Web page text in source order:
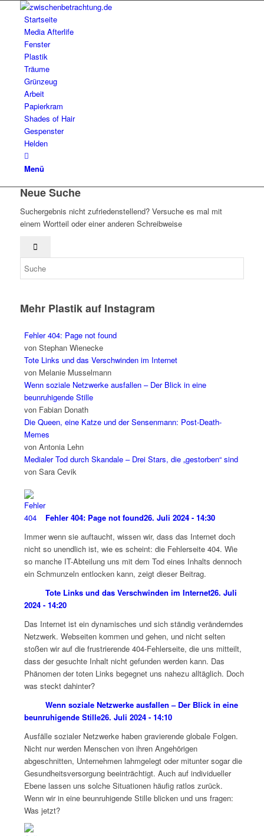
Startseite
Media Afterlife
Fenster
Plastik
Träume
Grünzeug
Arbeit
Papierkram
Shades of Hair
Gespenster
Helden
Menü
Neue Suche
Suchergebnis nicht zufriedenstellend? Versuche es mal mit
einem Wortteil oder einer anderen Schreibweise
Mehr Plastik auf Instagram
Fehler 404: Page not found
von Stephan Wienecke
Tote Links und das Verschwinden im Internet
von Melanie Musselmann
Wenn soziale Netzwerke ausfallen – Der Blick in eine
beunruhigende Stille
von Fabian Donath
Die Queen, eine Katze und der Sensenmann: Post-Death-
Memes
von Antonia Lehn
Medialer Tod durch Skandale – Drei Stars, die „gestorben“ sind
von Sara Cevik
Fehler 404: Page not found26. Juli 2024 - 14:30
Immer wenn sie auftaucht, wissen wir, dass das Internet doch
nicht so unendlich ist, wie es scheint: die Fehlerseite 404. Wie
so manche IT-Abteilung uns mit dem Tod eines Inhalts dennoch
ein Schmunzeln entlocken kann, zeigt dieser Beitrag.
Tote Links und das Verschwinden im Internet26. Juli
2024 - 14:20
Das Internet ist ein dynamisches und sich ständig veränderndes
Netzwerk. Webseiten kommen und gehen, und nicht selten
stoßen wir auf die frustrierende 404-Fehlerseite, die uns mitteilt,
dass der gesuchte Inhalt nicht gefunden werden kann. Das
Phänomen der toten Links begegnet uns nahezu alltäglich. Doch
was steckt dahinter?
Wenn soziale Netzwerke ausfallen – Der Blick in eine
beunruhigende Stille26. Juli 2024 - 14:10
Ausfälle sozialer Netzwerke haben gravierende globale Folgen.
Nicht nur werden Menschen von ihren Angehörigen
abgeschnitten, Unternehmen lahmgelegt oder mitunter sogar die
Gesundheitsversorgung beeinträchtigt. Auch auf individueller
Ebene lassen uns solche Situationen häufig ratlos zurück.
Wenn wir in eine beunruhigende Stille blicken und uns fragen:
Was jetzt?